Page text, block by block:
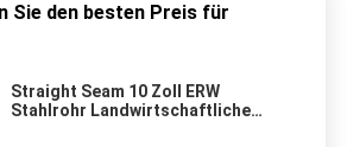
Sie den besten Preis für
Straight Seam 10 Zoll ERW
Stahlrohr Landwirtschaftliche